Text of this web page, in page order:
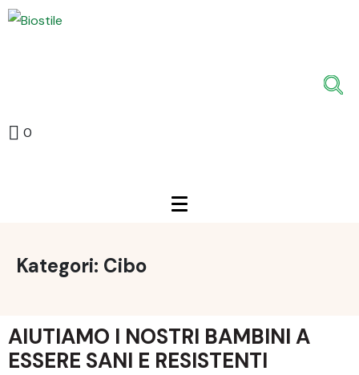
0
Kategori: Cibo
AIUTIAMO I NOSTRI BAMBINI A
ESSERE SANI E RESISTENTI